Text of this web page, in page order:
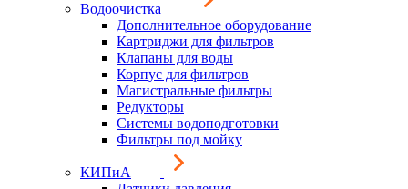
Водоочистка
Дополнительное оборудование
Картриджи для фильтров
Клапаны для воды
Корпус для фильтров
Магистральные фильтры
Редукторы
Системы водоподготовки
Фильтры под мойку
КИПиА